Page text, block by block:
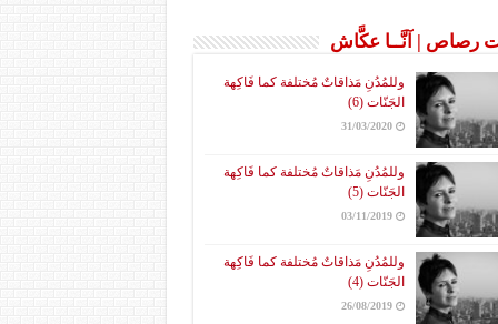
رصاص | آنَّــا عكَّاش
وللمُدُنِ مَذاقاتٌ مُختلفة كما فَاكِهة
الجَنّات (6)
31/03/2020
وللمُدُنِ مَذاقاتٌ مُختلفة كما فَاكِهة
الجَنّات (5)
03/11/2019
وللمُدُنِ مَذاقاتٌ مُختلفة كما فَاكِهة
الجَنّات (4)
26/08/2019